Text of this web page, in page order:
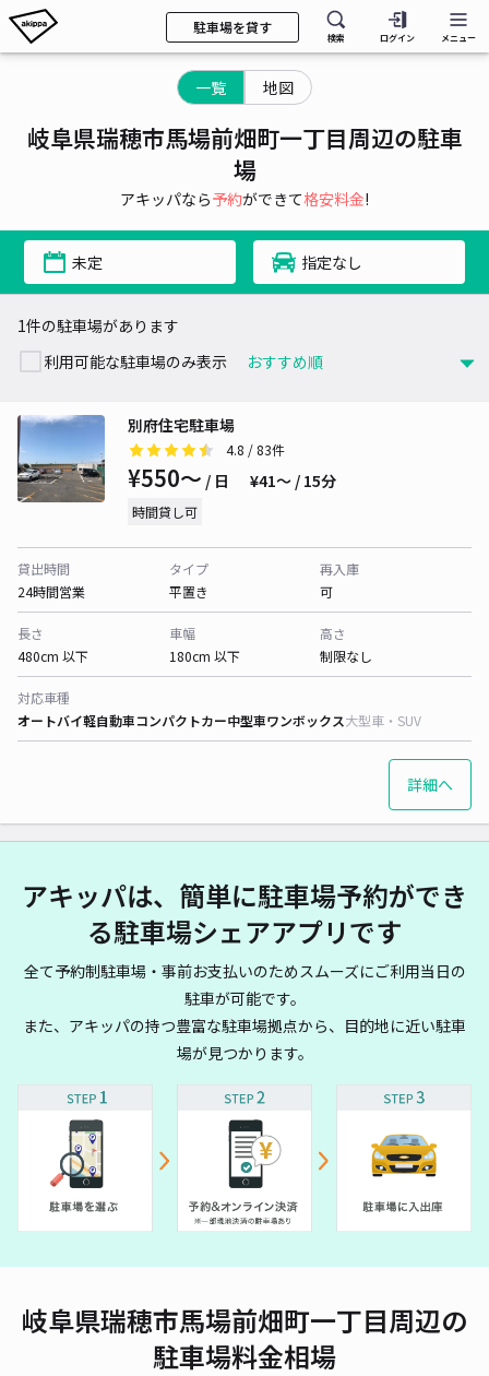
駐車場を貸す
検索 ログイン メニュー
一覧 地図
岐阜県瑞穂市馬場前畑町一丁目周辺の駐車
場
アキッパなら予約ができて格安料金!
未定 指定なし
1件の駐車場があります
利用可能な駐車場のみ表示
別府住宅駐車場
4.8 / 83件
¥550〜 / 日 ¥41〜 / 15分
時間貸し可
貸出時間
24時間営業
タイプ
平置き
再入庫
可
長さ
480cm 以下
車幅
180cm 以下
高さ
制限なし
対応車種
オートバイ軽自動車コンパクトカー中型車ワンボックス大型車・SUV
詳細へ
アキッパは、簡単に駐車場予約ができ
る駐車場シェアアプリです
全て予約制駐車場・事前お支払いのためスムーズにご利用当日の
駐車が可能です。
また、アキッパの持つ豊富な駐車場拠点から、目的地に近い駐車
場が見つかります。
岐阜県瑞穂市馬場前畑町一丁目周辺の
駐車場料金相場